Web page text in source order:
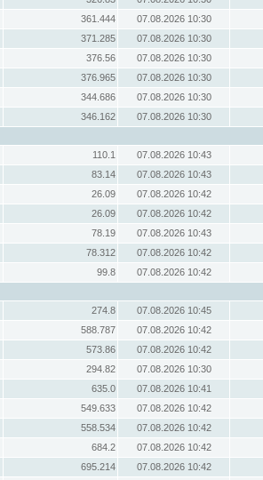
361.444
07.08.2026 10:30
371.285
07.08.2026 10:30
376.56
07.08.2026 10:30
376.965
07.08.2026 10:30
344.686
07.08.2026 10:30
346.162
07.08.2026 10:30
110.1
07.08.2026 10:43
83.14
07.08.2026 10:43
26.09
07.08.2026 10:42
26.09
07.08.2026 10:42
78.19
07.08.2026 10:43
78.312
07.08.2026 10:42
99.8
07.08.2026 10:42
274.8
07.08.2026 10:45
588.787
07.08.2026 10:42
573.86
07.08.2026 10:42
294.82
07.08.2026 10:30
635.0
07.08.2026 10:41
549.633
07.08.2026 10:42
558.534
07.08.2026 10:42
684.2
07.08.2026 10:42
695.214
07.08.2026 10:42